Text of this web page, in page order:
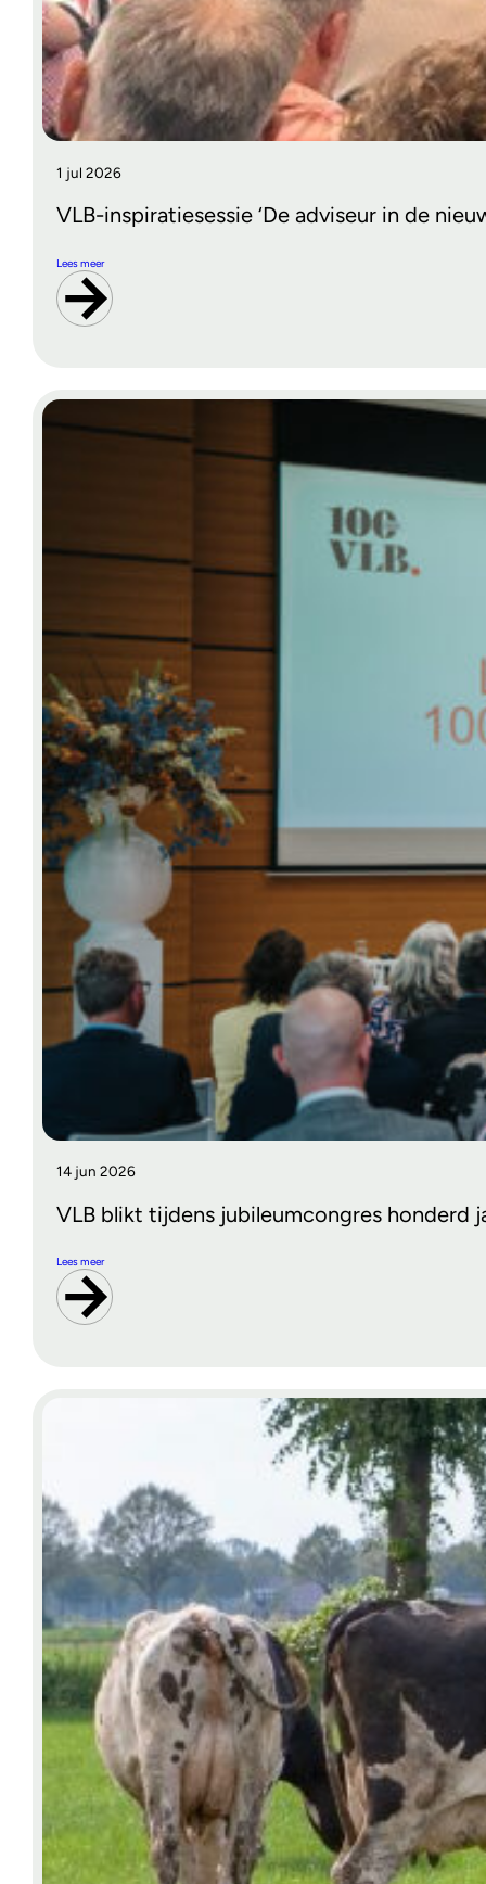
1 jul 2026
VLB-inspiratiesessie ‘De adviseur in de
Lees meer
14 jun 2026
VLB blikt tijdens jubileumcongres honderd
Lees meer